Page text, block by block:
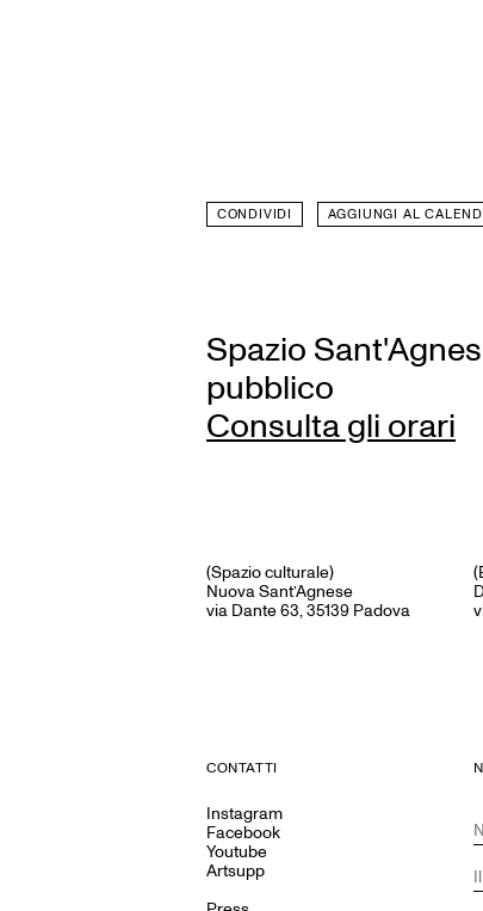
CONDIVIDI AGGIUNGI AL
Spazio
pubblico
Consulta gli orari
(Spazio culturale)
Nuova Sant’Agnese
via Dante 63, 35139 Padova
CONTATTI
Instagram
Facebook
Youtube
Artsupp